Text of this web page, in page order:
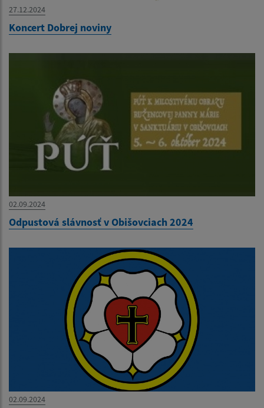
27.12.2024
Koncert Dobrej noviny
02.09.2024
Odpustová slávnosť v Obišovciach 2024
02.09.2024